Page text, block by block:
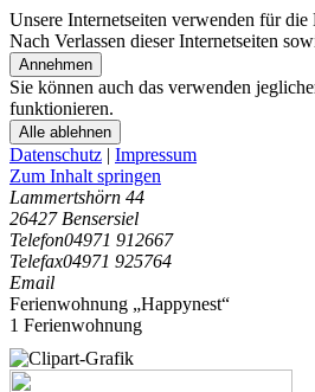
Unsere Internetseiten verwenden für
Nach Verlassen dieser Internetseiten
Annehmen
Sie können auch das verwenden
funktionieren.
Alle ablehnen
Datenschutz | Impressum
Zum Inhalt springen
Lammertshörn 44
26427 Bensersiel
Telefon04971 912667
Telefax04971 925764
Email
Ferienwohnung „Happynest“
1 Ferienwohnung